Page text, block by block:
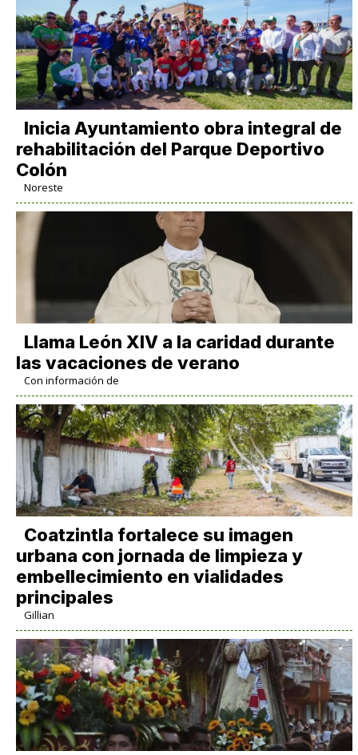
Inicia Ayuntamiento obra integral de
rehabilitación del Parque Deportivo
Colón
Noreste
Llama León XIV a la caridad durante
las vacaciones de verano
Con información de
Coatzintla fortalece su imagen
urbana con jornada de limpieza y
embellecimiento en vialidades
principales
Gillian